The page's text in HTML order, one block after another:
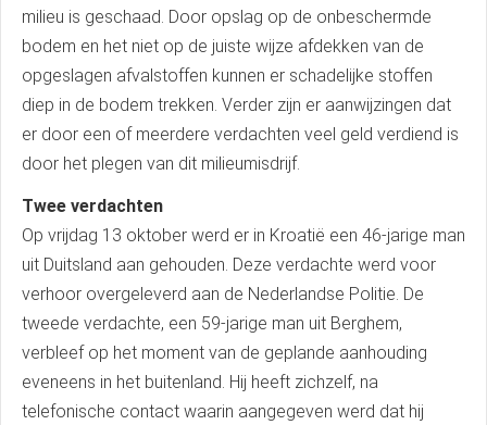
milieu is geschaad. Door opslag op de onbeschermde
bodem en het niet op de juiste wijze afdekken van de
opgeslagen afvalstoffen kunnen er schadelijke stoffen
diep in de bodem trekken. Verder zijn er aanwijzingen dat
er door een of meerdere verdachten veel geld verdiend is
door het plegen van dit milieumisdrijf.
Twee verdachten
Op vrijdag 13 oktober werd er in Kroatië een 46-jarige man
uit Duitsland aan gehouden. Deze verdachte werd voor
verhoor overgeleverd aan de Nederlandse Politie. De
tweede verdachte, een 59-jarige man uit Berghem,
verbleef op het moment van de geplande aanhouding
eveneens in het buitenland. Hij heeft zichzelf, na
telefonische contact waarin aangegeven werd dat hij